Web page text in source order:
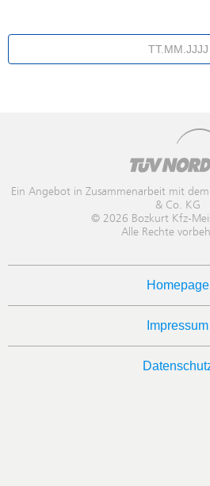
Ein Angebot in Zusammenarbeit mit
& Co. KG
© 2026 Bozkurt Kfz-
Alle Rechte
Homepage
Impressum